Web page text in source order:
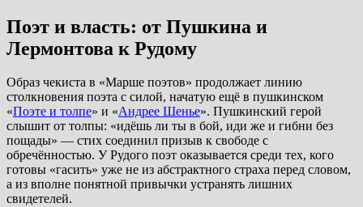
Поэт и власть: от Пушкина и
Лермонтова к Рудому
Образ чекиста в «Марше поэтов» продолжает линию
столкновения поэта с силой, начатую ещё в пушкинском
«Поэте и толпе» и «Андрее Шенье». Пушкинский герой
слышит от толпы: «идёшь ли ты в бой, иди же и гибни без
пощады» — стих соединил призыв к свободе с
обречённостью. У Рудого поэт оказывается среди тех, кого
готовы «гасить» уже не из абстрактного страха перед словом,
а из вполне понятной привычки устранять лишних
свидетелей.